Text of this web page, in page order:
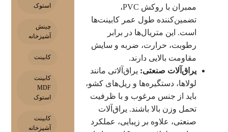
ممبران با روکش PVC،
تضمین‌کننده طول عمر کابینت‌ها
است. این متریال‌ها در برابر
رطوبت، حرارت، ضربه و سایش
مقاومت بالایی دارند.
یراق‌آلات صنعتی: یراق‌آلاتی مانند
لولاها، دستگیره‌ها و ریل‌های کشو،
باید از جنس مرغوب و با ظرفیت
تحمل وزن بالا باشند. یراق‌آلات
صنعتی، علاوه بر زیبایی، عملکرد
استوک
چینش
آشپزخانه
کابینت
کابینت
MDF
استوک
کابینت
آشپزخانه